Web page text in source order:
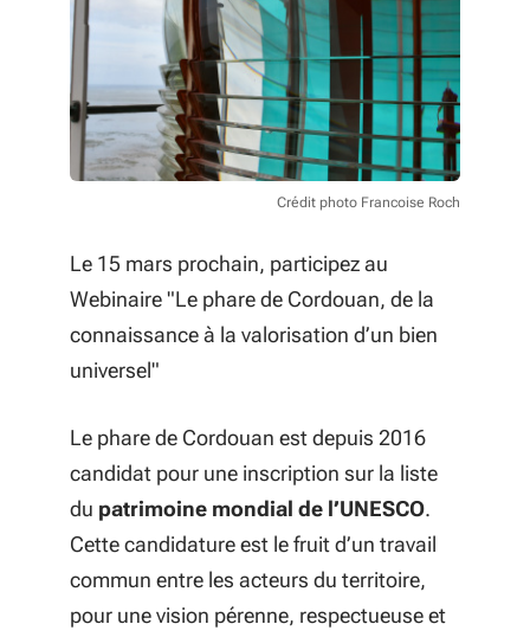
Crédit photo Francoise Roch
Le 15 mars prochain, participez au
Webinaire "Le phare de Cordouan, de la
connaissance à la valorisation d’un bien
universel"
Le phare de Cordouan est depuis 2016
candidat pour une inscription sur la liste
du patrimoine mondial de l’UNESCO.
Cette candidature est le fruit d’un travail
commun entre les acteurs du territoire,
pour une vision pérenne, respectueuse et